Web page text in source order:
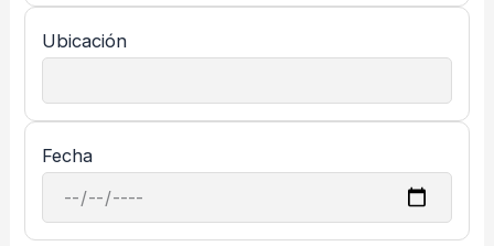
Ubicación
Fecha